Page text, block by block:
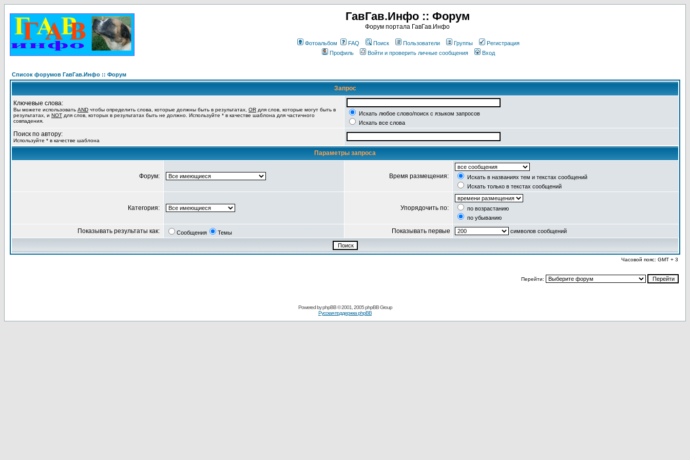
ГавГав.Инфо :: Форум
Форум портала ГавГав.Инфо
Фотоальбом FAQ Поиск Пользователи Группы
Регистрация
Профиль
Войти и проверить личные сообщения Вход
Список форумов ГавГав.Инфо :: Форум
Запрос
Ключевые слова:
Вы можете использовать AND чтобы определить слова, которые должны быть в результатах, OR для слов, которые могут быть в
результатах, и NOT для слов, которых в результатах быть не должно. Используйте * в качестве шаблона для частичного
совпадения.
Искать любое слово/поиск с языком запросов
Искать все слова
Поиск по автору:
Используйте * в качестве шаблона
Параметры запроса
Форум: Время размещения:
Искать в названиях тем и текстах сообщений
Искать только в текстах сообщений
Категория: Упорядочить по:
по возрастанию
по убыванию
Показывать результаты как: Сообщения Темы Показывать первые символов сообщений
Часовой пояс: GMT + 3
Перейти:
Powered byphpBB© 2001, 2005 phpBB Group
Русская поддержка phpBB